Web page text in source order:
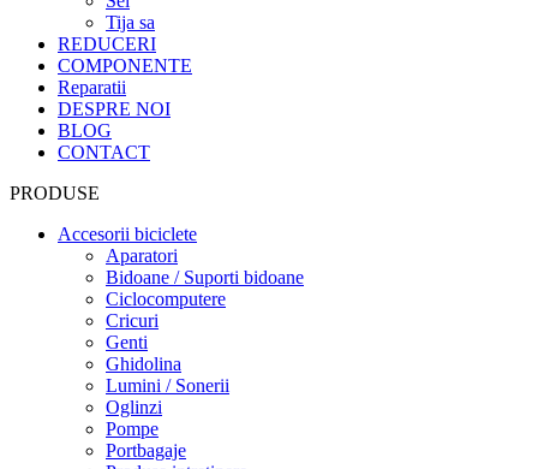
Tija sa
REDUCERI
COMPONENTE
Reparatii
DESPRE NOI
BLOG
CONTACT
PRODUSE
Accesorii biciclete
Aparatori
Bidoane / Suporti bidoane
Ciclocomputere
Cricuri
Genti
Ghidolina
Lumini / Sonerii
Oglinzi
Pompe
Portbagaje